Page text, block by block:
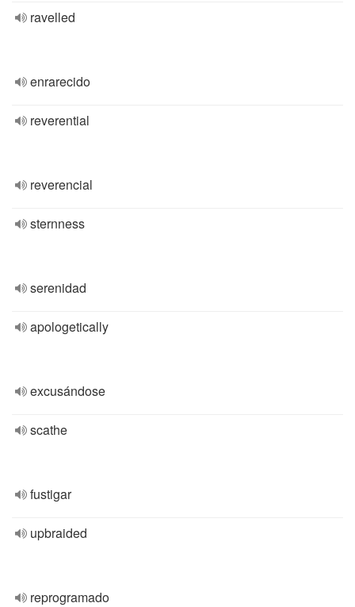
ravelled
enrarecido
reverential
reverencial
sternness
serenidad
apologetically
excusándose
scathe
fustigar
upbraided
reprogramado